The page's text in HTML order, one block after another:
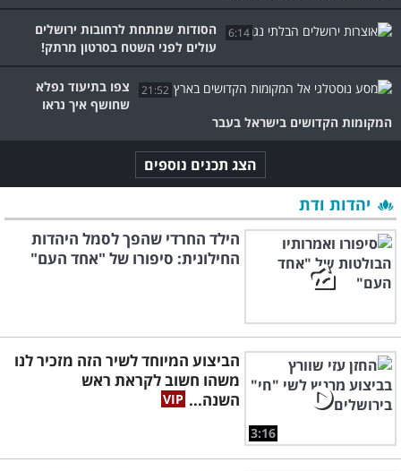
6:14
הסודות שמתחת לרחובות ירושלים
עולים לפני השטח בסרטון מרתק!
21:52
צפו בתיעוד נפלא
שחושף איך נראו
המקומות הקדושים בישראל בעבר
הצג תכנים נוספים
יהדות ודת
הילד החרדי שהפך לסמל היהדות
החילונית: סיפורו של "אחד העם"
3:16
הביצוע המיוחד לשיר הזה מזכיר לנו
משהו חשוב לקראת ראש
השנה...